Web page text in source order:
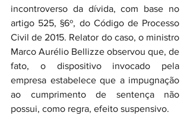
incontroverso da dívida, com base no
artigo 525, §6º, do Código de Processo
Civil de 2015. Relator do caso, o ministro
Marco Aurélio Bellizze observou que, de
fato, o dispositivo invocado pela
empresa estabelece que a impugnação
ao cumprimento de sentença não
possui, como regra, efeito suspensivo.